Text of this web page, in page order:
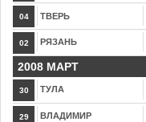
04 ТВЕРЬ
02 РЯЗАНЬ
2008 МАРТ
30 ТУЛА
29 ВЛАДИМИР